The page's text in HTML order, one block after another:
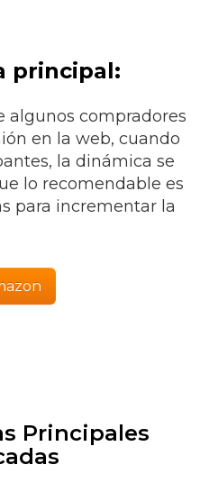
principal:
algunos compradores
en la web, cuando
la dinámica se
lo recomendable es
para incrementar la
Principales